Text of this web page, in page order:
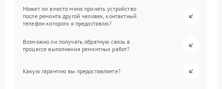
Может ли вместо меня принять устройство
после ремонта другой человек, контактный
телефон которого я предоставлю?
Возможно ли получать обратную связь в
процессе выполнения ремонтных работ?
Какую гарантию вы предоставляете?